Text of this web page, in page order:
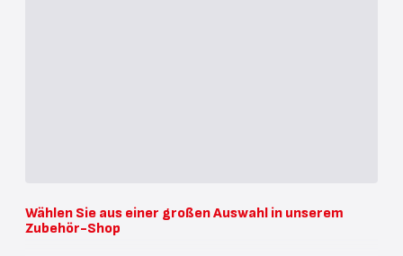
Wählen Sie aus einer großen Auswahl in unserem
Zubehör-Shop